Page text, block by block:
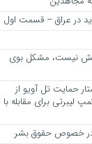
در عراق – قسمت اول
نیست، مشکل بوی
حمایت تل آویو از
لیبرتی برای مقابله با
در خصوص حقوق بشر